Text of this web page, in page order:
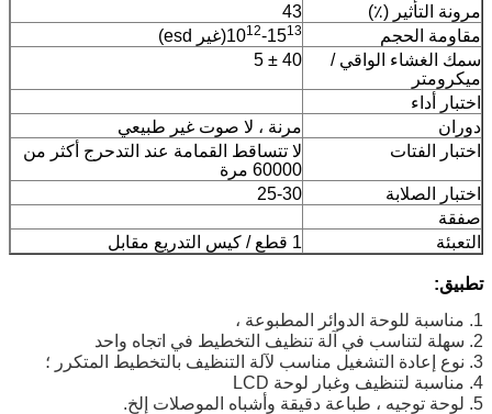
مرونة التأثير (٪)
43
مقاومة الحجم
1012-1513
(غير esd)
سمك الغشاء الواقي /
ميكرومتر
40 ± 5
اختبار أداء
دوران
مرنة ، لا صوت غير طبيعي
اختبار الفتات
لا تتساقط القمامة عند التدحرج أكثر من
60000 مرة
اختبار الصلابة
25-30
صفقة
التعبئة
1 قطع / كيس التدريع مقابل
تطبيق:
1. مناسبة للوحة الدوائر المطبوعة ،
2. سهلة لتناسب في آلة تنظيف التخطيط في اتجاه واحد
3. نوع إعادة التشغيل مناسب لآلة التنظيف بالتخطيط المتكرر ؛
4. مناسبة لتنظيف وغبار لوحة LCD
5. لوحة توجيه ، طباعة دقيقة وأشباه الموصلات إلخ.